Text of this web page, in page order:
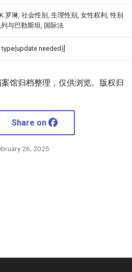
罗琳, 社会性别, 生理性别, 女性权利, 性别
与巴勒斯坦, 国际法
type(update needed)]
馆归档整理，仅供浏览。版权归
Share on
26, 2025